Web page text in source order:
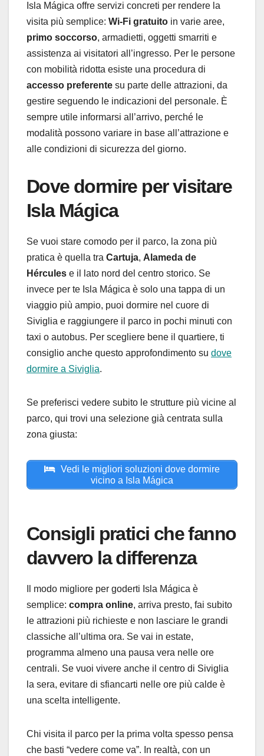
Isla Mágica offre servizi concreti per rendere la
visita più semplice: Wi-Fi gratuito in varie aree,
primo soccorso, armadietti, oggetti smarriti e
assistenza ai visitatori all’ingresso. Per le persone
con mobilità ridotta esiste una procedura di
accesso preferente su parte delle attrazioni, da
gestire seguendo le indicazioni del personale. È
sempre utile informarsi all’arrivo, perché le
modalità possono variare in base all’attrazione e
alle condizioni di sicurezza del giorno.
Dove dormire per visitare
Isla Mágica
Se vuoi stare comodo per il parco, la zona più
pratica è quella tra Cartuja, Alameda de
Hércules e il lato nord del centro storico. Se
invece per te Isla Mágica è solo una tappa di un
viaggio più ampio, puoi dormire nel cuore di
Siviglia e raggiungere il parco in pochi minuti con
taxi o autobus. Per scegliere bene il quartiere, ti
consiglio anche questo approfondimento su dove
dormire a Siviglia.
Se preferisci vedere subito le strutture più vicine al
parco, qui trovi una selezione già centrata sulla
zona giusta:
Vedi le migliori soluzioni dove dormire
vicino a Isla Mágica
Consigli pratici che fanno
davvero la differenza
Il modo migliore per goderti Isla Mágica è
semplice: compra online, arriva presto, fai subito
le attrazioni più richieste e non lasciare le grandi
classiche all’ultima ora. Se vai in estate,
programma almeno una pausa vera nelle ore
centrali. Se vuoi vivere anche il centro di Siviglia
la sera, evitare di sfiancarti nelle ore più calde è
una scelta intelligente.
Chi visita il parco per la prima volta spesso pensa
che basti “vedere come va”. In realtà, con un